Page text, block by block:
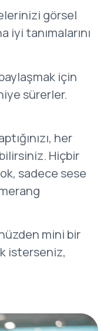
görsel
iyi tanımalarını
için
sürerler.
her
Hiçbir
sadece sese
mini bir
isterseniz,